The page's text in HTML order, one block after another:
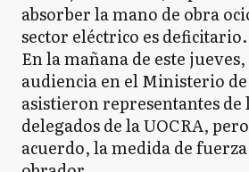
absorber la mano de obra
sector eléctrico es deficitario.
En la mañana de este
audiencia en el Ministerio
asistieron representantes de
delegados de la UOCRA,
acuerdo, la medida de